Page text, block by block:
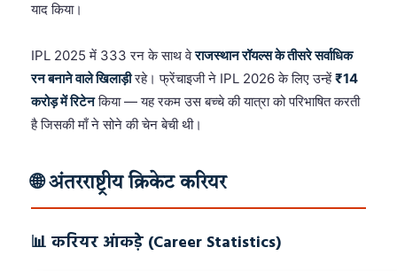
याद किया।
IPL 2025 में 333 रन के साथ वेराजस्थान रॉयल्स के तीसरे सर्वाधिक
रन बनाने वाले खिलाड़ीरहे। फ्रेंचाइजी ने IPL 2026 के लिए उन्हें₹14
करोड़ में रिटेनकिया — यह रकम उस बच्चे की यात्रा को परिभाषित करती
है जिसकी माँ ने सोने की चेन बेची थी।
🌐 अंतरराष्ट्रीय क्रिकेट करियर
📊 करियर आंकड़े (Career Statistics)